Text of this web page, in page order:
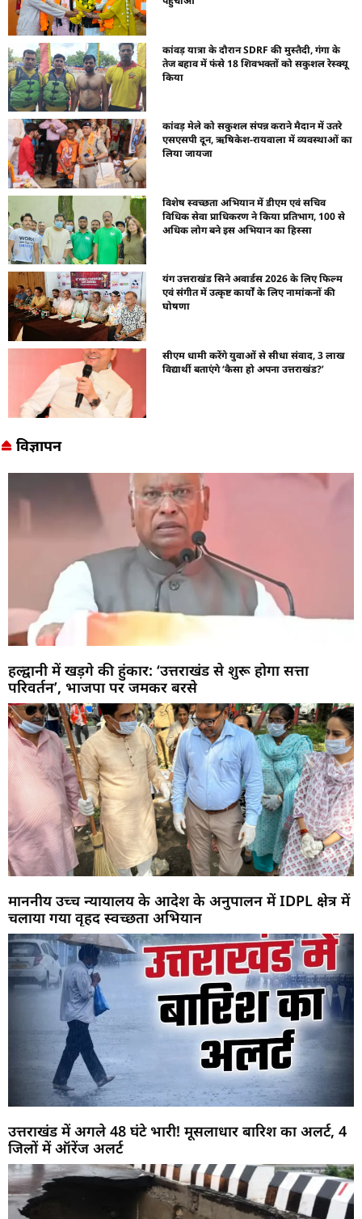
कांवड़ यात्रा के दौरान SDRF की मुस्तैदी, गंगा के
तेज बहाव में फंसे 18 शिवभक्तों को सकुशल रेस्क्यू
किया
कांवड़ मेले को सकुशल संपन्न कराने मैदान में उतरे
एसएसपी दून, ऋषिकेश-रायवाला में व्यवस्थाओं का
लिया जायजा
विशेष स्वच्छता अभियान में डीएम एवं सचिव
विधिक सेवा प्राधिकरण ने किया प्रतिभाग, 100 से
अधिक लोग बने इस अभियान का हिस्सा
यंग उत्तराखंड सिने अवार्डस 2026 के लिए फिल्म
एवं संगीत में उत्कृष्ट कार्यों के लिए नामांकनों की
घोषणा
सीएम धामी करेंगे युवाओं से सीधा संवाद, 3 लाख
विद्यार्थी बताएंगे ‘कैसा हो अपना उत्तराखंड?’
विज्ञापन
हल्द्वानी में खड़गे की हुंकार: ‘उत्तराखंड से शुरू होगा सत्ता
परिवर्तन’, भाजपा पर जमकर बरसे
माननीय उच्च न्यायालय के आदेश के अनुपालन में IDPL क्षेत्र में
चलाया गया वृहद स्वच्छता अभियान
उत्तराखंड में अगले 48 घंटे भारी! मूसलाधार बारिश का अलर्ट, 4
जिलों में ऑरेंज अलर्ट